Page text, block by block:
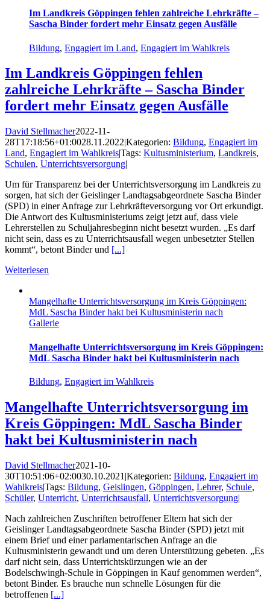
Im Landkreis Göppingen fehlen zahlreiche Lehrkräfte –
Sascha Binder fordert mehr Einsatz gegen Ausfälle
Bildung, Engagiert im Land, Engagiert im Wahlkreis
Im Landkreis Göppingen fehlen
zahlreiche Lehrkräfte – Sascha Binder
fordert mehr Einsatz gegen Ausfälle
David Stellmacher2022-11-
28T17:18:56+01:0028.11.2022|Kategorien: Bildung, Engagiert im
Land, Engagiert im Wahlkreis|Tags: Kultusministerium, Landkreis,
Schulen, Unterrichtsversorgung|
Um für Transparenz bei der Unterrichtsversorgung im Landkreis zu
sorgen, hat sich der Geislinger Landtagsabgeordnete Sascha Binder
(SPD) in einer Anfrage zur Lehrkräfteversorgung vor Ort erkundigt.
Die Antwort des Kultusministeriums zeigt jetzt auf, dass viele
Lehrerstellen zu Schuljahresbeginn nicht besetzt wurden. „Es darf
nicht sein, dass es zu Unterrichtsausfall wegen unbesetzter Stellen
kommt“, betont Binder und [...]
Weiterlesen
Mangelhafte Unterrichtsversorgung im Kreis Göppingen:
MdL Sascha Binder hakt bei Kultusministerin nach
Gallerie
Mangelhafte Unterrichtsversorgung im Kreis Göppingen:
MdL Sascha Binder hakt bei Kultusministerin nach
Bildung, Engagiert im Wahlkreis
Mangelhafte Unterrichtsversorgung im
Kreis Göppingen: MdL Sascha Binder
hakt bei Kultusministerin nach
David Stellmacher2021-10-
30T10:51:06+02:0030.10.2021 |Kategorien: Bildung, Engagiert im
Wahlkreis|Tags: Bildung, Geislingen, Göppingen, Lehrer, Schule,
Schüler, Unterricht, Unterrichtsausfall, Unterrichtsversorgung|
Nach zahlreichen Zuschriften betroffener Eltern hat sich der
Geislinger Landtagsabgeordnete Sascha Binder (SPD) jetzt mit
einem Brief und einer parlamentarischen Anfrage an die
Kultusministerin gewandt und um deren Unterstützung gebeten. „Es
darf nicht sein, dass Unterrichtskürzungen wie an der
Bodelschwingh-Schule in Göppingen in Kauf genommen werden“,
betont Binder. Es brauche nun schnelle Lösungen für die
betroffenen [...]